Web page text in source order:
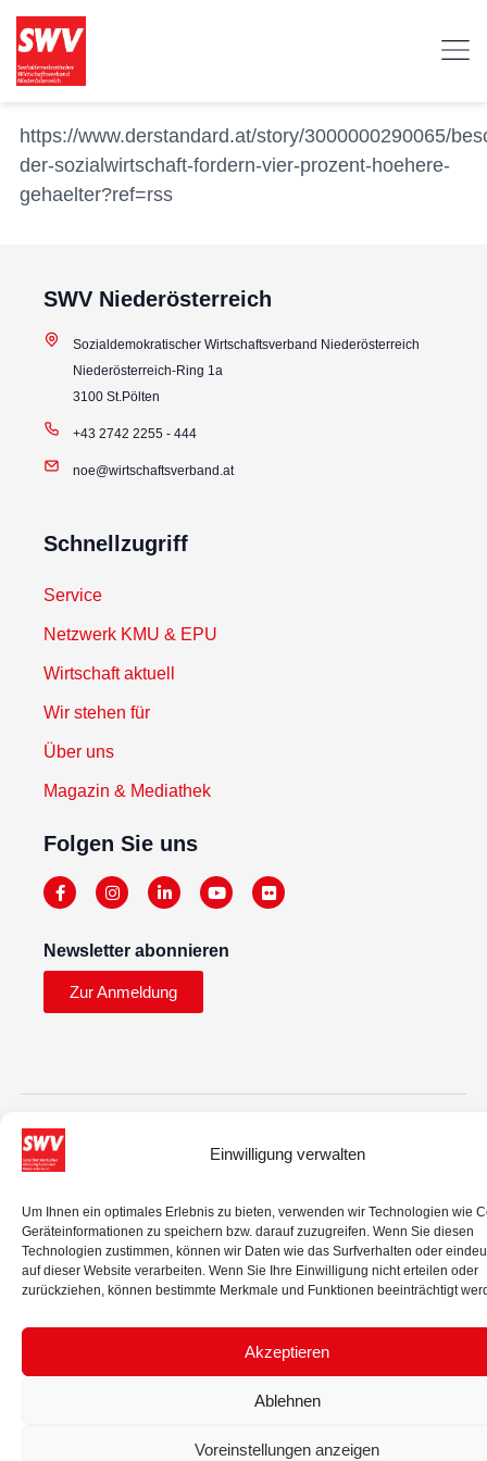
Einwilligung verwalten
Um Ihnen ein optimales Erlebnis zu bieten, verwenden wir Technologien wie
Geräteinformationen zu speichern bzw. darauf zuzugreifen. Wenn Sie diesen
Technologien zustimmen, können wir Daten wie das Surfverhalten oder
auf dieser Website verarbeiten. Wenn Sie Ihre Einwilligung nicht erteilen oder
zurückziehen, können bestimmte Merkmale und Funktionen beeinträchtigt
Akzeptieren
Ablehnen
Voreinstellungen anzeigen
https://www.derstandard.at/story/3000000290065/
der-sozialwirtschaft-fordern-vier-prozent-hoehere-
gehaelter?ref=rss
SWV Niederösterreich
Sozialdemokratischer Wirtschaftsverband Niederösterreich
Niederösterreich-Ring 1a
3100 St.Pölten
+43 2742 2255 - 444
noe@wirtschaftsverband.at
Schnellzugriff
Service
Netzwerk KMU & EPU
Wirtschaft aktuell
Wir stehen für
Über uns
Magazin & Mediathek
Folgen Sie uns
Newsletter abonnieren
Zur Anmeldung
Alle Rechte vorbehalten.
IMPRESSUMDATENSCHUTZ